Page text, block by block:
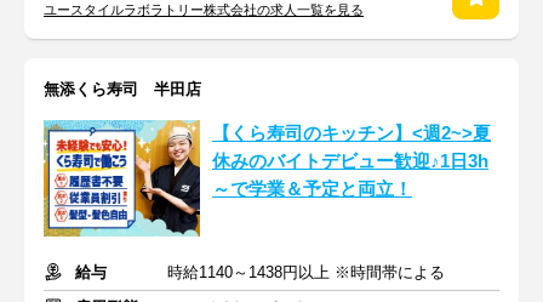
ユースタイルラボラトリー株式会社の求人一覧を見る
無添くら寿司 半田店
【くら寿司のキッチン】<週2~>夏
休みのバイトデビュー歓迎♪1日3h
～で学業＆予定と両立！
給与
時給1140～1438円以上 ※時間帯による